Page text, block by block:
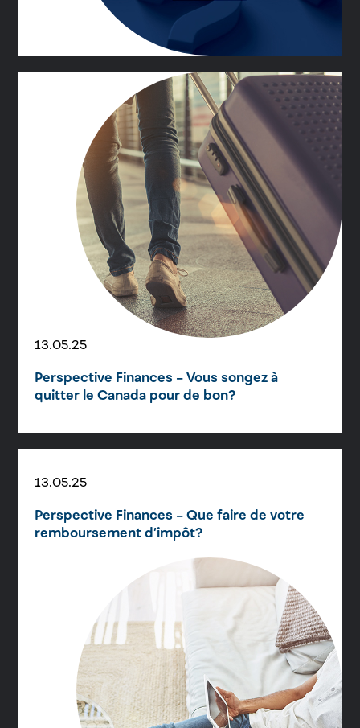
13.05.25
Perspective Finances – Vous songez à
quitter le Canada pour de bon?
13.05.25
Perspective Finances – Que faire de votre
remboursement d’impôt?